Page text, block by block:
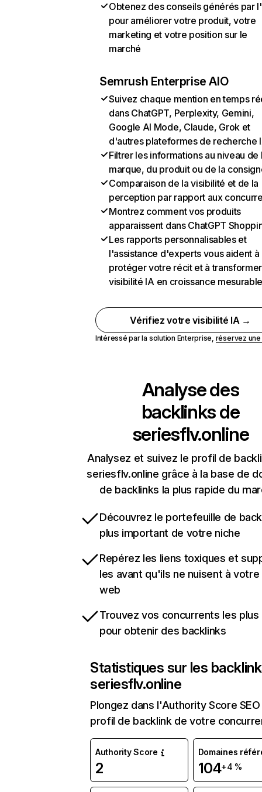
Obtenez des conseils générés par
pour améliorer votre produit, votre
marketing et votre position sur le
marché
Semrush Enterprise AIO
Suivez chaque mention en temps
dans ChatGPT, Perplexity, Gemini,
Google AI Mode, Claude, Grok et
d'autres plateformes de recherche
Filtrer les informations au niveau de
marque, du produit ou de la
Comparaison de la visibilité et de la
perception par rapport aux
Montrez comment vos produits
apparaissent dans ChatGPT
Les rapports personnalisables et
l'assistance d'experts vous aident à
protéger votre récit et à
visibilité IA en croissance
Vérifiez votre visibilité IA →
Intéressé par la solution Enterprise, réservez
Analyse des
backlinks de
seriesflv.online
Analysez et suivez le profil de
seriesflv.online grâce à la base de
de backlinks la plus rapide du
Découvrez le portefeuille de
plus important de votre niche
Repérez les liens toxiques et
les avant qu'ils ne nuisent à
web
Trouvez vos concurrents les
pour obtenir des backlinks
Statistiques sur les
seriesflv.online
Plongez dans l'Authority Score
profil de backlink de votre
Authority Score
2
Domaines
104+4 %